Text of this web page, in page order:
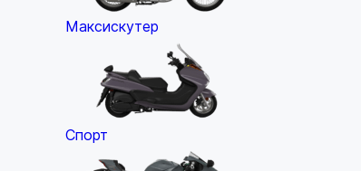
Максискутер
Спорт